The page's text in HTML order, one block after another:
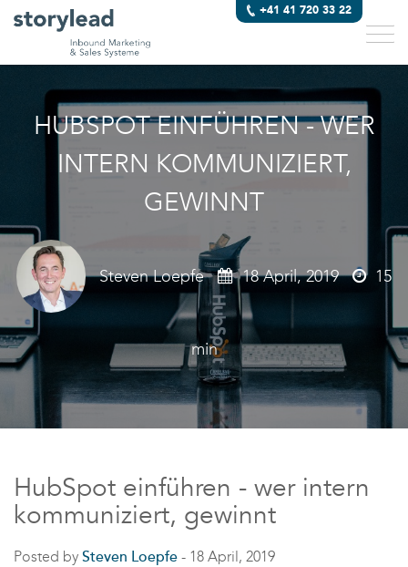
+41 41 720 33 22
HUBSPOT EINFÜHREN - WER
INTERN KOMMUNIZIERT,
GEWINNT
Steven Loepfe 18 April, 2019 15
min
HubSpot einführen - wer intern
kommuniziert, gewinnt
Posted by Steven Loepfe - 18 April, 2019